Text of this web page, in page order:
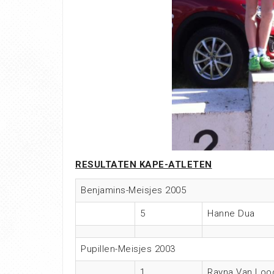
RESULTATEN KAPE-ATLETEN
Benjamins-Meisjes 2005
5 Hanne Dua
Pupillen-Meisjes 2003